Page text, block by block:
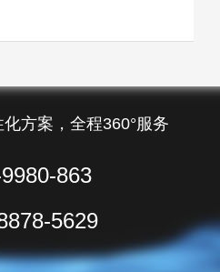
方案，全程360°服务
863
5629